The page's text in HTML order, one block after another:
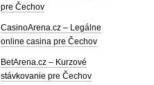
pre Čechov
CasinoArena.cz – Legálne
online casina pre Čechov
BetArena.cz – Kurzové
stávkovanie pre Čechov